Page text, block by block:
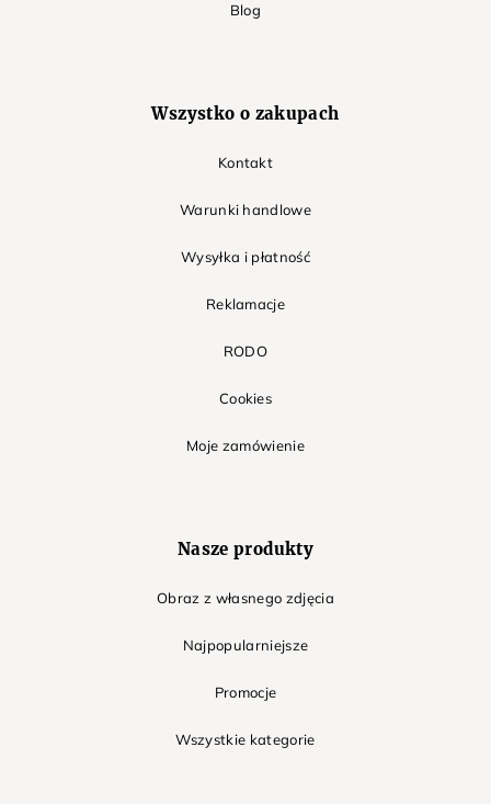
Blog
Wszystko o zakupach
Kontakt
Warunki handlowe
Wysyłka i płatność
Reklamacje
RODO
Cookies
Moje zamówienie
Nasze produkty
Obraz z własnego zdjęcia
Najpopularniejsze
Promocje
Wszystkie kategorie